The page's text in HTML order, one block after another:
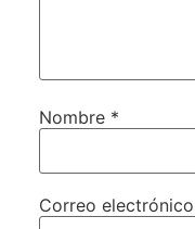
Nombre *
Correo electrónico